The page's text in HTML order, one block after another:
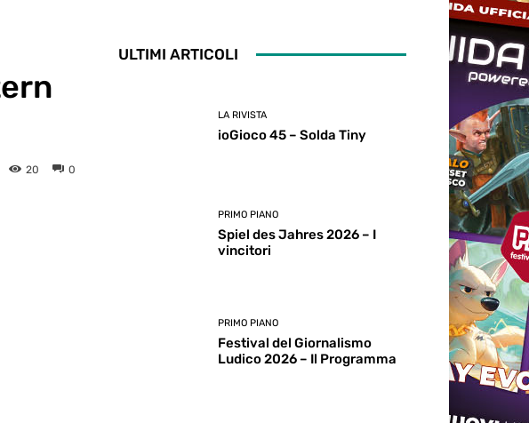
0
20
ULTIMI ARTICOLI
LA RIVISTA
ioGioco 45 – Solda Tiny
PRIMO PIANO
Spiel des Jahres 2026 – I
vincitori
PRIMO PIANO
Festival del Giornalismo
Ludico 2026 – Il Programma